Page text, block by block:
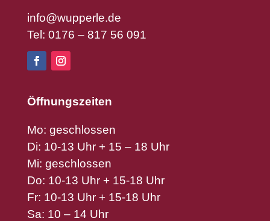
info@wupperle.de
Tel: 0176 – 817 56 091
Öffnungszeiten
Mo: geschlossen
Di: 10-13 Uhr + 15 – 18 Uhr
Mi: geschlossen
Do: 10-13 Uhr + 15-18 Uhr
Fr: 10-13 Uhr + 15-18 Uhr
Sa: 10 – 14 Uhr